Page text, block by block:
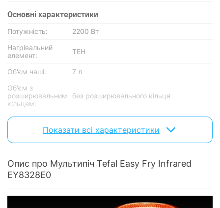
Основнi характеристики
Потужність:
2200 Вт
Нагрівальний
елемент:
ТЕН
Об'єм чаші:
7 л
Об'єм з
розширювальним
кільцем:
без розширювального кільця
Матеріал
Робоча
Модель: EY8328E0
Керування
сенсорне керування
Показати всі характеристики
Опис про Мультипіч Tefal Easy Fry Infrared
EY8328E0